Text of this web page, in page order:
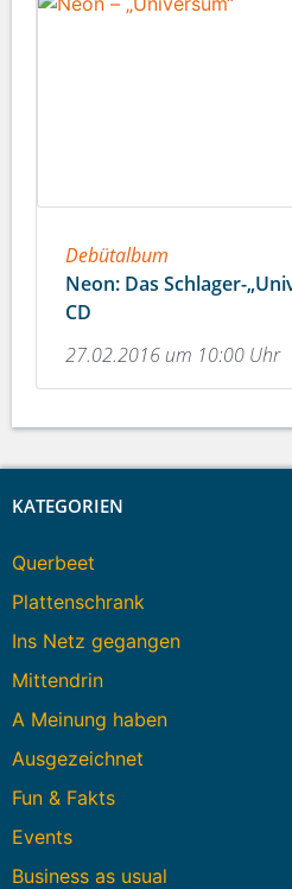
Debütalbum
Neon: Das Schlager-
CD
27.02.2016 um 10:00 Uhr
KATEGORIEN
Querbeet
Plattenschrank
Ins Netz gegangen
Mittendrin
A Meinung haben
Ausgezeichnet
Fun & Fakts
Events
Business as usual